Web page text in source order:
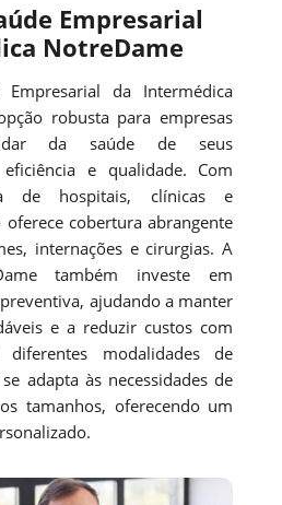
Empresarial
NotreDame
da Intermédica
robusta para empresas
da saúde de seus
e qualidade. Com
de hospitais, clínicas e
cobertura abrangente
internações e cirurgias. A
também investe em
ajudando a manter
e a reduzir custos com
diferentes modalidades de
adapta às necessidades de
tamanhos, oferecendo um